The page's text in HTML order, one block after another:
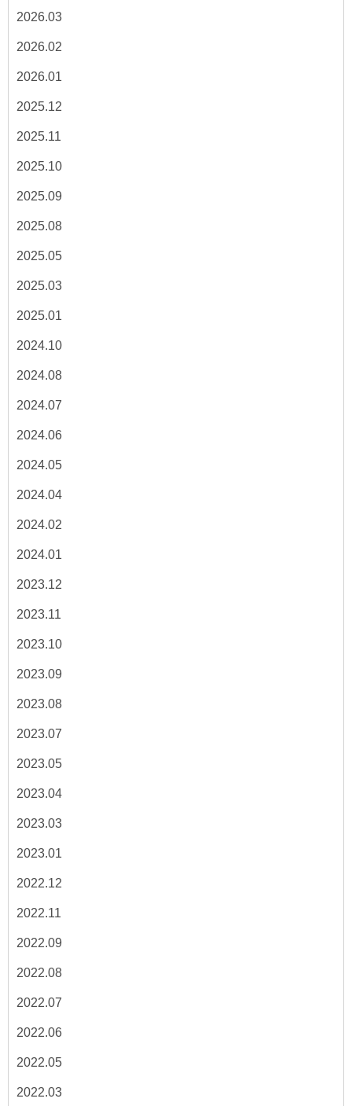
2026.03
2026.02
2026.01
2025.12
2025.11
2025.10
2025.09
2025.08
2025.05
2025.03
2025.01
2024.10
2024.08
2024.07
2024.06
2024.05
2024.04
2024.02
2024.01
2023.12
2023.11
2023.10
2023.09
2023.08
2023.07
2023.05
2023.04
2023.03
2023.01
2022.12
2022.11
2022.09
2022.08
2022.07
2022.06
2022.05
2022.03